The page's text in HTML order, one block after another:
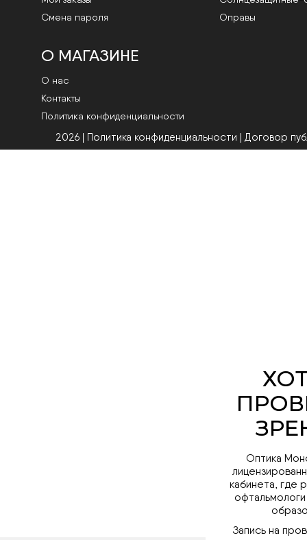
Смена пароля
Оправы
О МАГАЗИНЕ
О нас
Контакты
Политика конфиденциальности
2026 | Политика конфиденциальности | Договор
Оптика
кабинета, где
Запись на